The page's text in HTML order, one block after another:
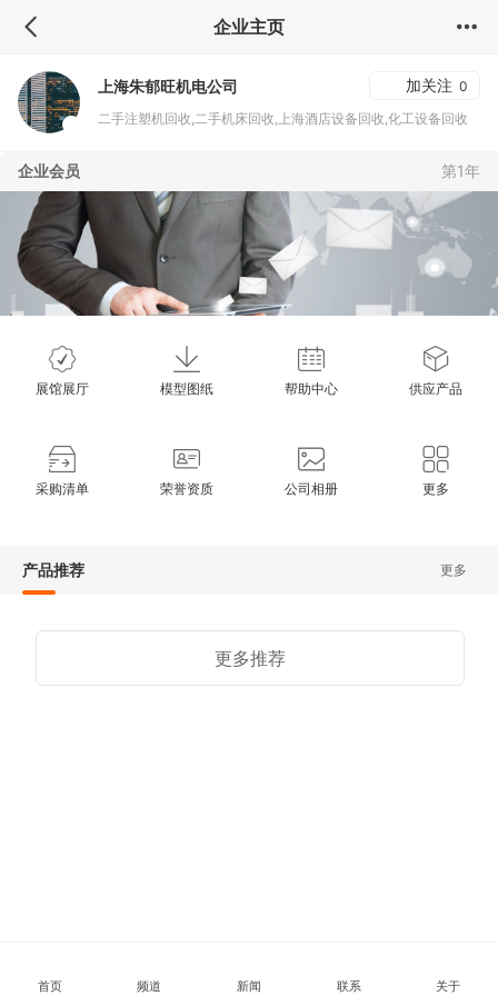
企业主页
上海朱郁旺机电公司 加关注 0
二手注塑机回收,二手机床回收,上海酒店设备回收,化工设备回收
企业会员 第1年
展馆展厅 模型图纸 帮助中心 供应产品
采购清单 荣誉资质 公司相册 更多
更多
产品推荐
更多推荐
首页 频道 新闻 联系 关于